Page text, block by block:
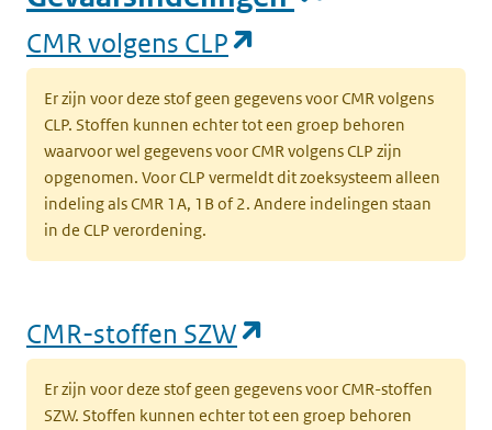
CMR volgens CLP
Er zijn voor deze stof geen gegevens voor CMR volgens
CLP. Stoffen kunnen echter tot een groep behoren
waarvoor wel gegevens voor CMR volgens CLP zijn
opgenomen. Voor CLP vermeldt dit zoeksysteem alleen
indeling als CMR 1A, 1B of 2. Andere indelingen staan
in de CLP verordening.
CMR-stoffen SZW
Er zijn voor deze stof geen gegevens voor CMR-stoffen
SZW. Stoffen kunnen echter tot een groep behoren